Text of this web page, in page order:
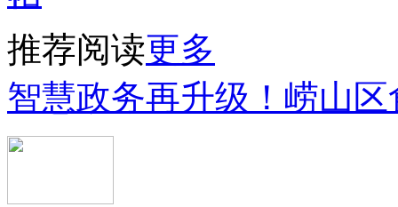
推荐阅读更多
智慧政务再升级！崂山